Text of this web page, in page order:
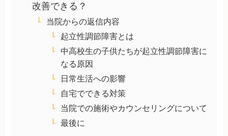
改善できる？
当院からの返信内容
起立性調節障害とは
中高校生の子供たちが起立性調節障害に
なる原因
日常生活への影響
自宅でできる対策
当院での施術やカウンセリングについて
最後に